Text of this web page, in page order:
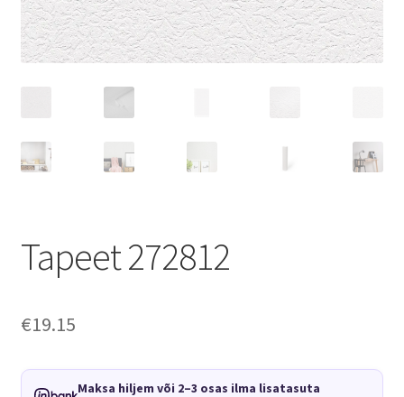
Tapeet 272812
€19.15
Maksa hiljem või 2–3 osas ilma lisatasuta